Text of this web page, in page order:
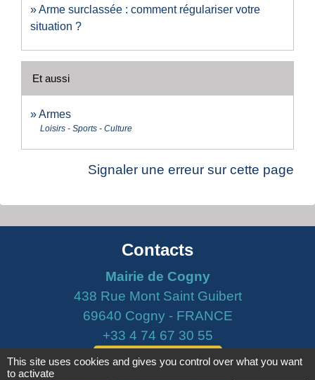
Arme surclassée : comment régulariser votre
situation ?
Et aussi
Armes
Loisirs - Sports - Culture
Signaler une erreur sur cette page
Contacts
Mairie de Cogny
438 Rue Mont Saint Guibert
69640 Cogny - FRANCE
+33 4 74 67 30 55
Contact par formulaire
This site uses cookies and gives you control over what you want
to activate